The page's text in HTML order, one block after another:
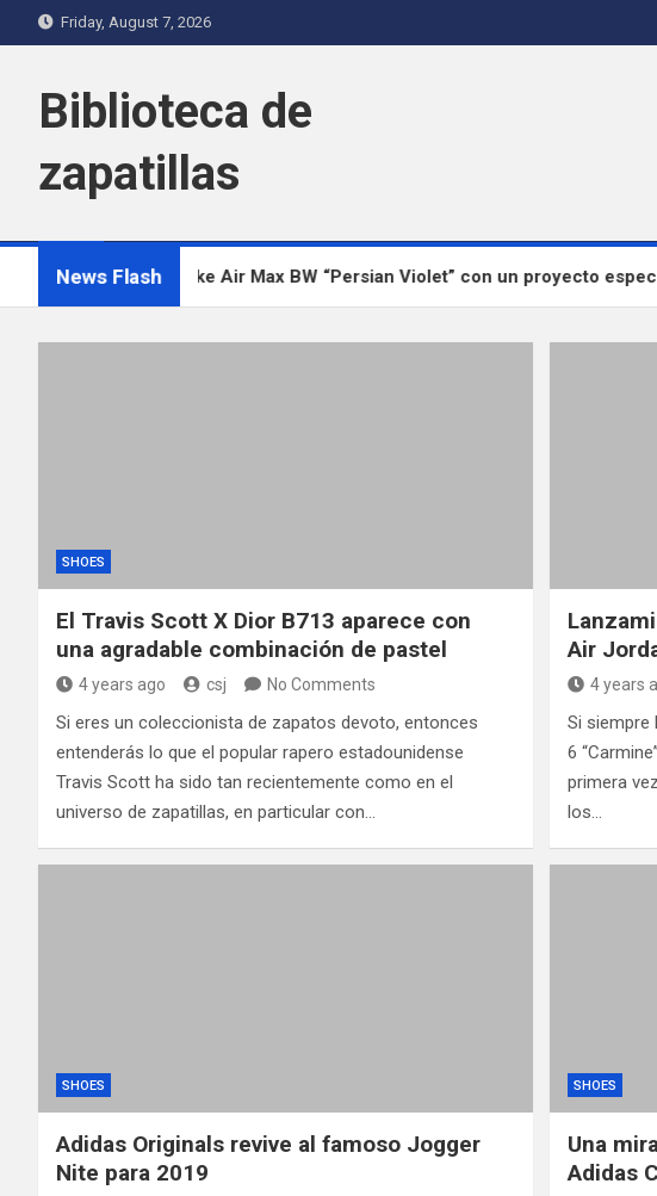
to
Friday, August 7, 2026
Biblioteca de
zapatillas
News Flash
el regreso del Nike Air Max BW “Persian Violet” con un proyecto especial
SHOES
El Travis Scott X Dior B713 aparece con
una agradable combinación de pastel
4 years ago csj No Comments
Si eres un coleccionista de zapatos devoto, entonces
entenderás lo que el popular rapero estadounidense
Travis Scott ha sido tan recientemente como en el
universo de zapatillas, en particular con…
Air
4 years
Si siempre
6
primera
los…
SHOES
Adidas Originals revive al famoso Jogger
Nite para 2019
SHOES
Una
Adidas